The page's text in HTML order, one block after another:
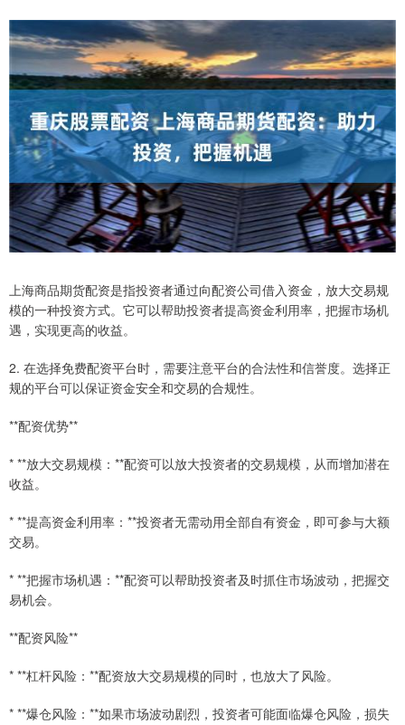
上海商品期货配资是指投资者通过向配资公司借入资金，放大交易规
模的一种投资方式。它可以帮助投资者提高资金利用率，把握市场机
遇，实现更高的收益。
2. 在选择免费配资平台时，需要注意平台的合法性和信誉度。选择正
规的平台可以保证资金安全和交易的合规性。
**配资优势**
* **放大交易规模：**配资可以放大投资者的交易规模，从而增加潜在
收益。
* **提高资金利用率：**投资者无需动用全部自有资金，即可参与大额
交易。
* **把握市场机遇：**配资可以帮助投资者及时抓住市场波动，把握交
易机会。
**配资风险**
* **杠杆风险：**配资放大交易规模的同时，也放大了风险。
* **爆仓风险：**如果市场波动剧烈，投资者可能面临爆仓风险，损失